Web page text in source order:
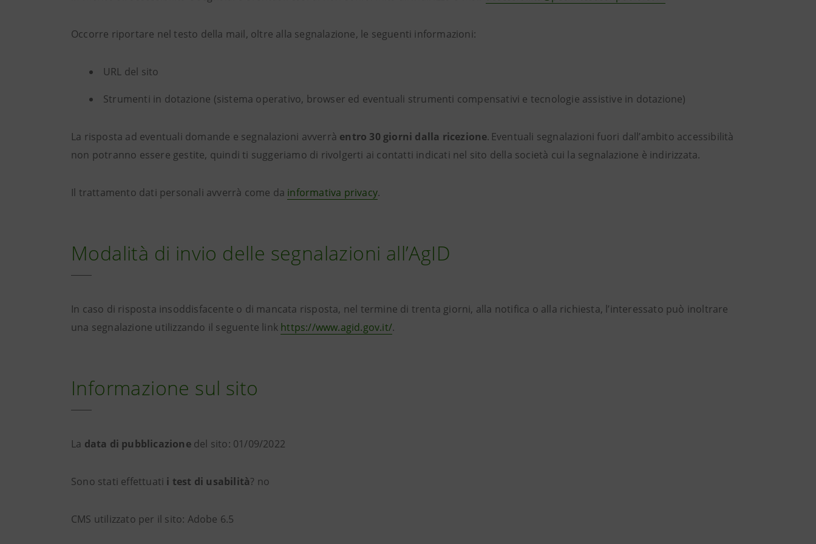
Occorre riportare nel testo della mail, oltre alla segnalazione, le seguenti informazioni:
URL del sito
Strumenti in dotazione (sistema operativo, browser ed eventuali strumenti compensativi e tecnologie assistive in dotazione)
La risposta ad eventuali domande e segnalazioni avverrà entro 30 giorni dalla ricezione. Eventuali segnalazioni fuori dall’ambito accessibilità
non potranno essere gestite, quindi ti suggeriamo di rivolgerti ai contatti indicati nel sito della società cui la segnalazione è indirizzata.
Il trattamento dati personali avverrà come da informativa privacy.
Modalità di invio delle segnalazioni all’AgID
In caso di risposta insoddisfacente o di mancata risposta, nel termine di trenta giorni, alla notifica o alla richiesta, l’interessato può inoltrare
una segnalazione utilizzando il seguente link https://www.agid.gov.it/.
Informazione sul sito
La data di pubblicazione del sito: 01/09/2022
Sono stati effettuati i test di usabilità? no
CMS utilizzato per il sito: Adobe 6.5